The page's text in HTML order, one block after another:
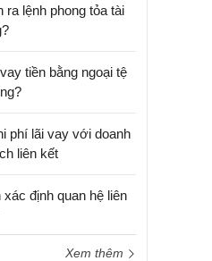
ra lệnh phong tỏa tài
tiền bằng ngoại tệ
phí lãi vay với doanh
liên kết
định quan hệ liên
Xem thêm